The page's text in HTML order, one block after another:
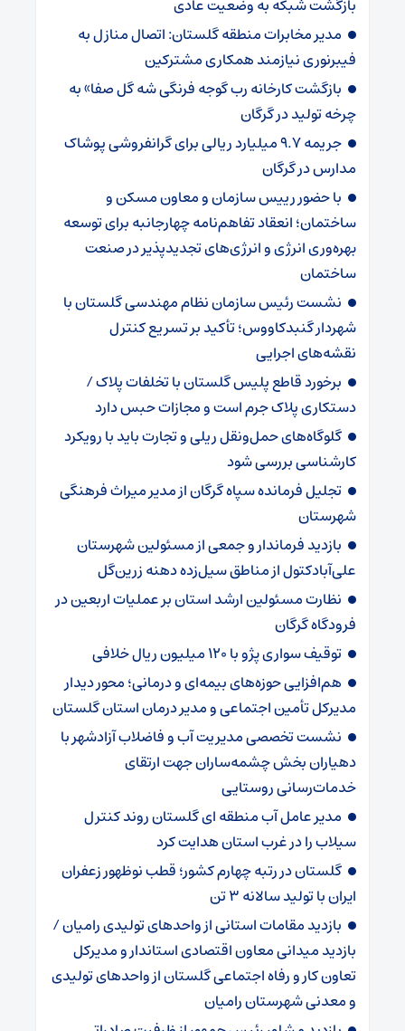
بازگشت شبکه به وضعیت عادی
مدیر مخابرات منطقه گلستان: اتصال منازل به
فیبرنوری نیازمند همکاری مشترکین
بازگشت کارخانه رب گوجه فرنگی شه گل صفا» به
چرخه تولید در گرگان
جریمه ۹.۷ میلیارد ریالی برای گرانفروشی پوشاک
مدارس در گرگان
با حضور رییس سازمان و معاون مسکن و
ساختمان؛ انعقاد تفاهم‌نامه چهارجانبه برای توسعه
بهره‌وری انرژی و انرژی‌های تجدیدپذیر در صنعت
ساختمان
نشست رئیس سازمان نظام مهندسی گلستان با
شهردار گنبدکاووس؛ تأکید بر تسریع کنترل
نقشه‌های اجرایی
برخورد قاطع پلیس گلستان با تخلفات پلاک /
دستکاری پلاک جرم است و مجازات حبس دارد
گلوگاه‌های حمل‌ونقل ریلی و تجارت باید با رویکرد
کارشناسی بررسی شود
تجلیل فرمانده سپاه گرگان از مدیر میراث فرهنگی
شهرستان
بازدید فرماندار و جمعی از مسئولین شهرستان
علی‌آبادکتول از مناطق سیل‌زده دهنه زرین‌گل
نظارت مسئولین ارشد استان بر عملیات اربعین در
فرودگاه گرگان
توقیف سواری پژو با ۱۲۰ میلیون ریال خلافی
هم‌افزایی حوزه‌های بیمه‌ای و درمانی؛ محور دیدار
مدیرکل تأمین اجتماعی و مدیر درمان استان گلستان
نشست تخصصی مدیریت آب و فاضلاب آزادشهر با
دهیاران بخش چشمه‌ساران جهت ارتقای
خدمات‌رسانی روستایی
مدیر عامل آب منطقه ای گلستان روند کنترل
سیلاب را در غرب استان هدایت کرد
گلستان در رتبه چهارم کشور؛ قطب نوظهور زعفران
ایران با تولید سالانه ۳ تن
بازدید مقامات استانی از واحدهای تولیدی رامیان /
بازدید میدانی معاون اقتصادی استاندار و مدیرکل
تعاون کار و رفاه اجتماعی گلستان از واحدهای تولیدی
و معدنی شهرستان رامیان